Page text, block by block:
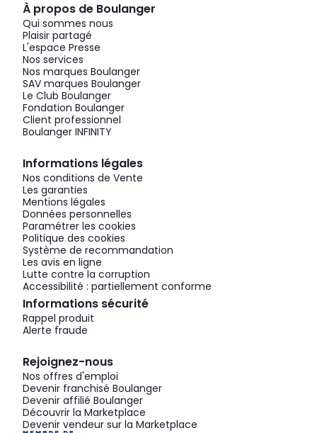
À propos de Boulanger
Qui sommes nous
Plaisir partagé
L'espace Presse
Nos services
Nos marques Boulanger
SAV marques Boulanger
Le Club Boulanger
Fondation Boulanger
Client professionnel
Boulanger INFINITY
Informations légales
Nos conditions de Vente
Les garanties
Mentions légales
Données personnelles
Paramétrer les cookies
Politique des cookies
Système de recommandation
Les avis en ligne
Lutte contre la corruption
Accessibilité : partiellement conforme
Informations sécurité
Rappel produit
Alerte fraude
Rejoignez-nous
Nos offres d'emploi
Devenir franchisé Boulanger
Devenir affilié Boulanger
Découvrir la Marketplace
Devenir vendeur sur la Marketplace